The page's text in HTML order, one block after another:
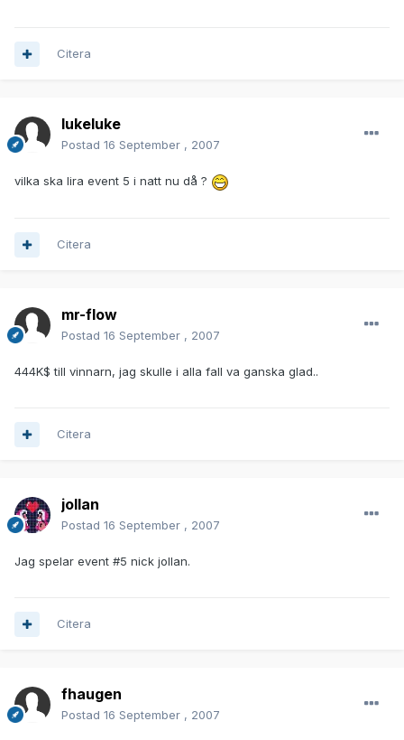
Citera
lukeluke
Postad 16 September , 2007
vilka ska lira event 5 i natt nu då ?
Citera
mr-flow
Postad 16 September , 2007
444K$ till vinnarn, jag skulle i alla fall va ganska glad..
Citera
jollan
Postad 16 September , 2007
Jag spelar event #5 nick jollan.
Citera
fhaugen
Postad 16 September , 2007